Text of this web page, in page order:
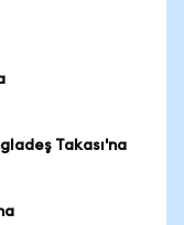
Takası'na